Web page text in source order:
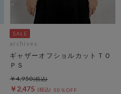
archives
ギャザーオフショルカットＴＯ
ＰＳ
￥2,475 50％OFF
￥4,950